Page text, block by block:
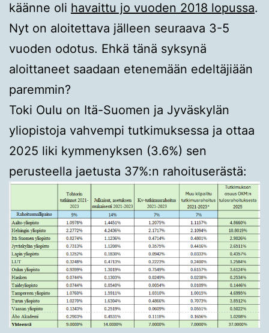
käänne oli havaittu jo vuoden 2018 lopussa.
Nyt on aloitettava jälleen seuraava 3-5
vuoden odotus. Ehkä tänä syksynä
aloittaneet saadaan etenemään edeltäjiään
paremmin?
Toki Oulu on Itä-Suomen ja Jyväskylän
yliopistoja vahvempi tutkimuksessa ja ottaa
2025 liki kymmenyksen (3.6%) sen
perusteella jaetusta 37%:n rahoituserästä: